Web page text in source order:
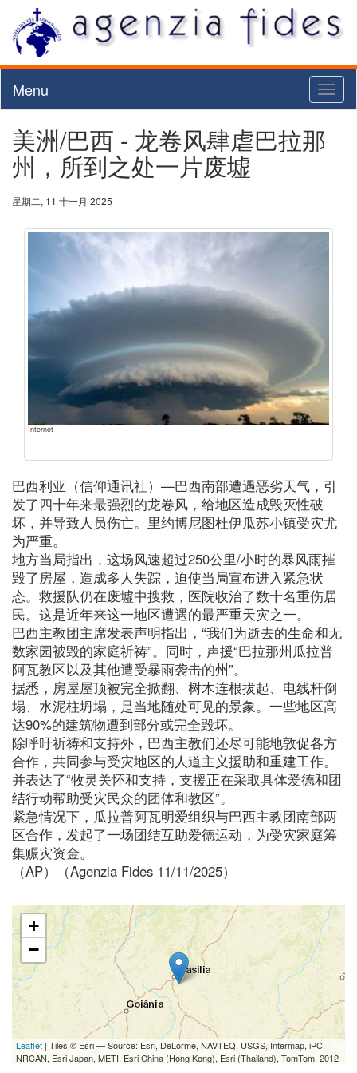
Menu
美洲/巴西 - 龙卷风肆虐巴拉那
州，所到之处一片废墟
星期二, 11 十一月 2025
Internet
巴西利亚（信仰通讯社）—巴西南部遭遇恶劣天气，引
发了四十年来最强烈的龙卷风，给地区造成毁灭性破
坏，并导致人员伤亡。里约博尼图杜伊瓜苏小镇受灾尤
为严重。
地方当局指出，这场风速超过250公里/小时的暴风雨摧
毁了房屋，造成多人失踪，迫使当局宣布进入紧急状
态。救援队仍在废墟中搜救，医院收治了数十名重伤居
民。这是近年来这一地区遭遇的最严重天灾之一。
巴西主教团主席发表声明指出，“我们为逝去的生命和无
数家园被毁的家庭祈祷”。同时，声援“巴拉那州瓜拉普
阿瓦教区以及其他遭受暴雨袭击的州”。
据悉，房屋屋顶被完全掀翻、树木连根拔起、电线杆倒
塌、水泥柱坍塌，是当地随处可见的景象。一些地区高
达90%的建筑物遭到部分或完全毁坏。
除呼吁祈祷和支持外，巴西主教们还尽可能地敦促各方
合作，共同参与受灾地区的人道主义援助和重建工作。
并表达了“牧灵关怀和支持，支援正在采取具体爱德和团
结行动帮助受灾民众的团体和教区”。
紧急情况下，瓜拉普阿瓦明爱组织与巴西主教团南部两
区合作，发起了一场团结互助爱德运动，为受灾家庭筹
集赈灾资金。
（AP）（Agenzia Fides 11/11/2025）
+
−
Leaflet | Tiles © Esri — Source: Esri, DeLorme, NAVTEQ, USGS, Intermap, iPC,
NRCAN, Esri Japan, METI, Esri China (Hong Kong), Esri (Thailand), TomTom, 2012